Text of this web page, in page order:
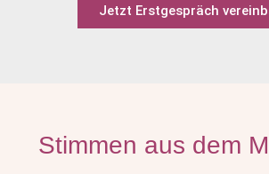
Jetzt Erstgespräch
Stimmen aus dem